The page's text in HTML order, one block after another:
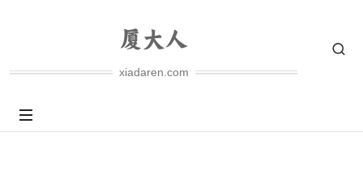
xiadaren.com